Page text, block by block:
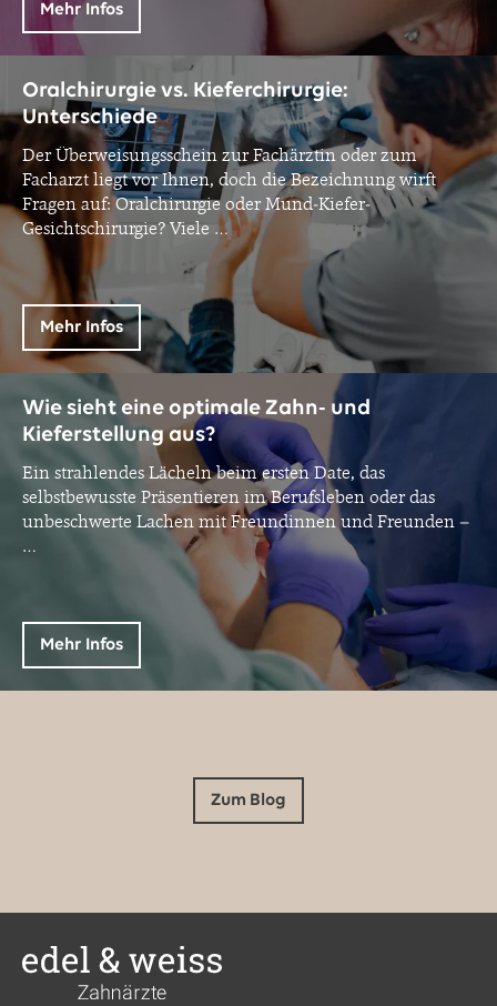
Mehr Infos
Oralchirurgie vs. Kieferchirurgie:
Unterschiede
Der Überweisungsschein zur Fachärztin oder zum
Facharzt liegt vor Ihnen, doch die Bezeichnung wirft
Fragen auf: Oralchirurgie oder Mund-Kiefer-
Gesichtschirurgie? Viele …
Mehr Infos
Wie sieht eine optimale Zahn- und
Kieferstellung aus?
Ein strahlendes Lächeln beim ersten Date, das
selbstbewusste Präsentieren im Berufsleben oder das
unbeschwerte Lachen mit Freundinnen und Freunden –
…
Mehr Infos
Zum Blog